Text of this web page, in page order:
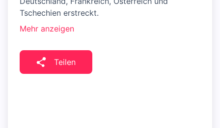
Tschechien erstreckt.
Mehr anzeigen
Teilen